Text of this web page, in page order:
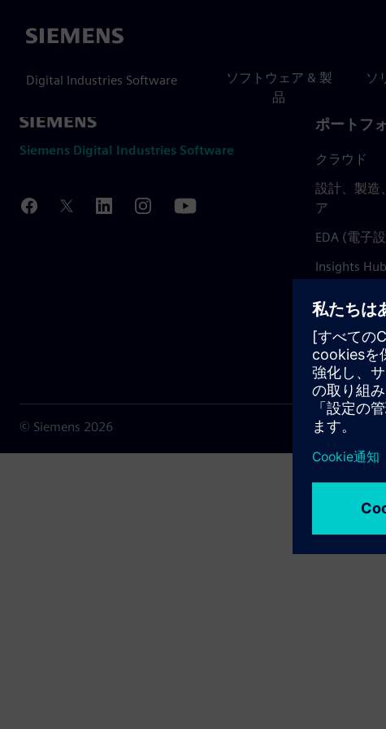
Siemens
Digital Industries Software
ソフトウェア & 製
品
ソ
Siemens Digital Industries Software
ポートフ
クラウド
設計、製造
ア
EDA (電子
Insights Hub
© Siemens 2026